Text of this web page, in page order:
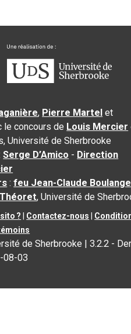
, Pierre Martel et
le concours de Louis Mercier
Université de Sherbrooke
Serge D’Amico - Direction
:feu Jean-Claude
, Université de
? Contactez-nous
de Sherbrooke |3.2.2 -
08-03